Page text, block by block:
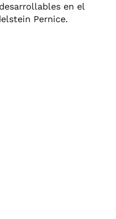
en el
Pernice.